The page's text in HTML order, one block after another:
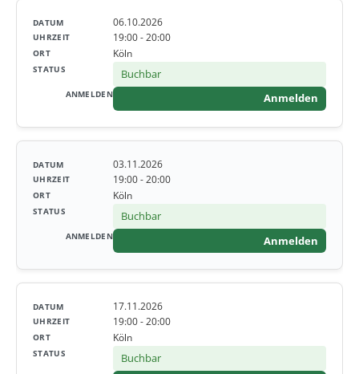
06.10.2026
19:00 - 20:00
Köln
Buchbar
Anmelden
03.11.2026
19:00 - 20:00
Köln
Buchbar
Anmelden
17.11.2026
19:00 - 20:00
Köln
Buchbar